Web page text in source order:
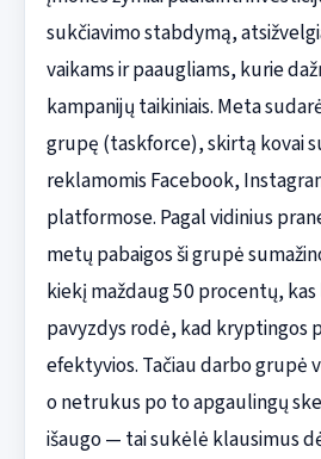
sukčiavimo stabdymą,
vaikams ir paaugliams, kurie
kampanijų taikiniais. Meta
grupę (taskforce), skirtą kovai
reklamomis Facebook,
platformose. Pagal vidinius
metų pabaigos ši grupė
kiekį maždaug 50 procentų,
pavyzdys rodė, kad kryptingos
efektyvios. Tačiau darbo grupė
o netrukus po to apgaulingų
išaugo — tai sukėlė klausimus